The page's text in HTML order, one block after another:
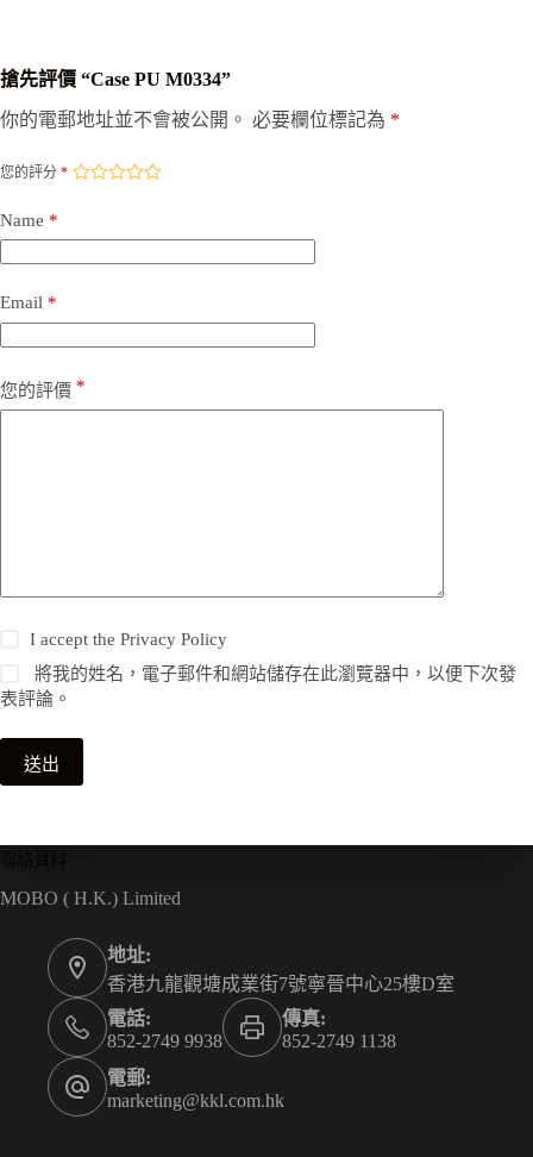
搶先評價 “Case PU M0334”
你的電郵地址並不會被公開。 必要欄位標記為 *
您的評分 *
Name *
Email *
您的評價 *
I accept thePrivacy Policy
將我的姓名，電子郵件和網站儲存在此瀏覽器中，以便下次發
表評論。
送出
MOBO ( H.K.) Limited
地址:
香港九龍觀塘成業街7號寧晉中心25樓D室
電話:
852-2749 9938
傳真:
852-2749 1138
電郵:
marketing@kkl.com.hk